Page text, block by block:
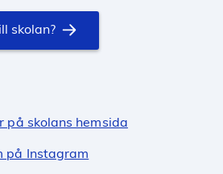
skolan?
på skolans hemsida
på Instagram